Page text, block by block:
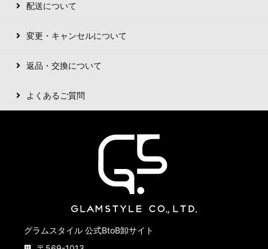
配送について
変更・キャンセルについて
返品・交換について
よくあるご質問
グラムスタイル 公式BtoB卸サイト